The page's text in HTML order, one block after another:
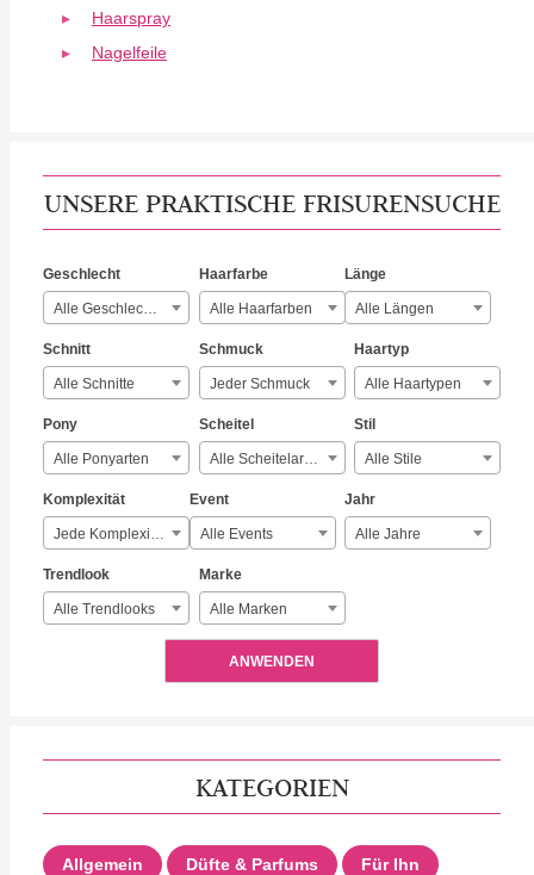
Haarspray
Nagelfeile
UNSERE PRAKTISCHE FRISURENSUCHE
Geschlecht
Alle Geschlechter
Haarfarbe
Alle Haarfarben
Länge
Alle Längen
Schnitt
Alle Schnitte
Schmuck
Jeder Schmuck
Haartyp
Alle Haartypen
Pony
Alle Ponyarten
Scheitel
Alle Scheitelarten
Stil
Alle Stile
Komplexität
Jede Komplexität
Event
Alle Events
Jahr
Alle Jahre
Trendlook
Alle Trendlooks
Marke
Alle Marken
ANWENDEN
KATEGORIEN
Allgemein Düfte & Parfums Für Ihn